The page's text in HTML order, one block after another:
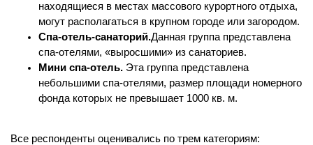
находящиеся в местах массового курортного отдыха,
могут располагаться в крупном городе или загородом.
Спа-отель-санаторий.Данная группа представлена
спа-отелями, «выросшими» из санаториев.
Мини спа-отель. Эта группа представлена
небольшими спа-отелями, размер площади номерного
фонда которых не превышает 1000 кв. м.
Все респонденты оценивались по трем категориям: